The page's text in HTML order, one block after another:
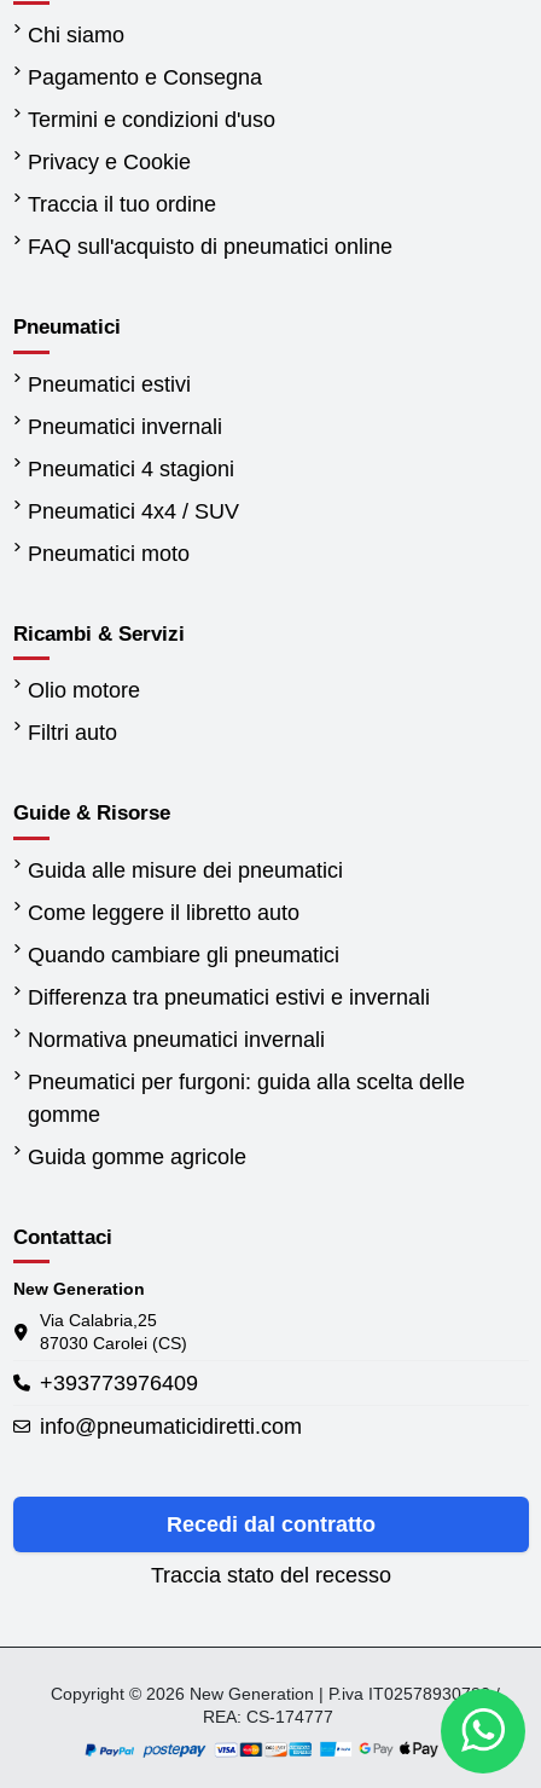
Chi siamo
Pagamento e Consegna
Termini e condizioni d'uso
Privacy e Cookie
Traccia il tuo ordine
FAQ sull'acquisto di pneumatici online
Pneumatici
Pneumatici estivi
Pneumatici invernali
Pneumatici 4 stagioni
Pneumatici 4x4 / SUV
Pneumatici moto
Ricambi & Servizi
Olio motore
Filtri auto
Guide & Risorse
Guida alle misure dei pneumatici
Come leggere il libretto auto
Quando cambiare gli pneumatici
Differenza tra pneumatici estivi e invernali
Normativa pneumatici invernali
Pneumatici per furgoni: guida alla scelta delle
gomme
Guida gomme agricole
Contattaci
New Generation
Via Calabria,25
87030 Carolei (CS)
+393773976409
info@pneumaticidiretti.com
Recedi dal contratto
Traccia stato del recesso
Copyright © 2026 New Generation | P.iva IT02578930782 /
REA: CS-174777